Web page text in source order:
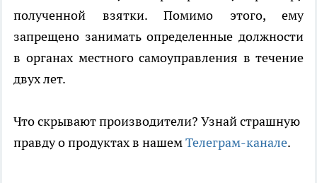
полученной взятки. Помимо этого, ему
запрещено занимать определенные должности
в органах местного самоуправления в течение
двух лет.
Что скрывают производители? Узнай страшную
правду о продуктах в нашемТелеграм-канале.